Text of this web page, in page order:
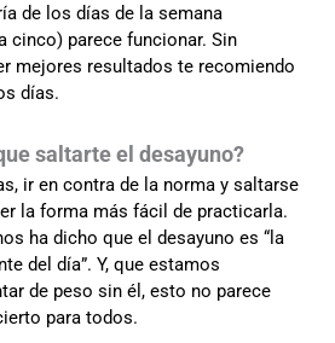
de los días de la semana
cinco) parece funcionar. Sin
mejores resultados te recomiendo
días.
saltarte el desayuno?
ir en contra de la norma y saltarse
la forma más fácil de practicarla.
ha dicho que el desayuno es “la
del día”. Y, que estamos
de peso sin él, esto no parece
para todos.